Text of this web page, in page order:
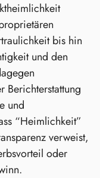
bis hin
und den
Berichterstattung
und
“Heimlichkeit”
verweist,
oder